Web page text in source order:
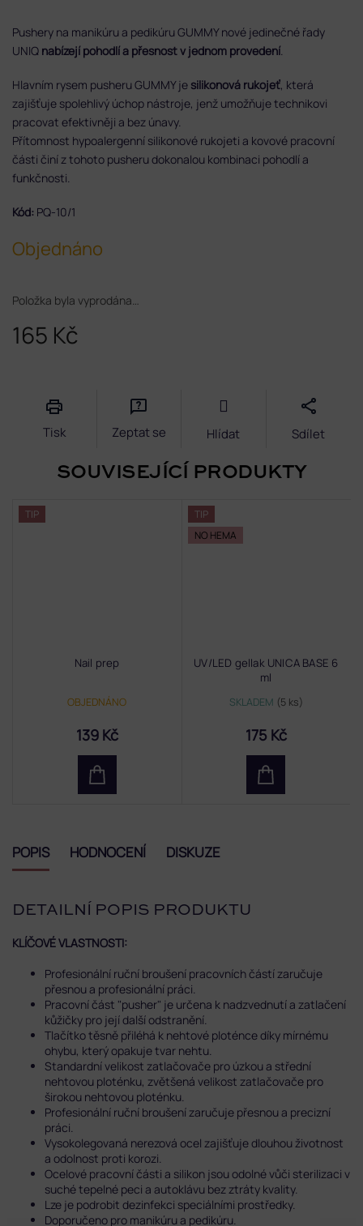
165 Kč
Objednáno
Položka byla vyprodána…
Pushery na manikúru a pedikúru GUMMY nové jedinečné řady
UNIQ nabízejí pohodlí a přesnost v jednom provedení
Hlavním rysem pusheru GUMMY je silikonová rukojeť, která
zajišťuje spolehlivý úchop nástroje, jenž umožňuje technikovi
pracovat efektivněji a bez únavy.
Přítomnost hypoalergenní silikonové rukojeti a kovové pracovní
části činí z tohoto pusheru dokonalou kombinaci pohodlí a
funkčnosti.
Kód: PQ-10/1
Tisk Zeptat se Hlídat Sdílet
SOUVISEJÍCÍ PRODUKTY
TIP
Nail prep
OBJEDNÁNO
139 Kč
TIP
NO HEMA
UV/LED gellak UNICA BASE 6
ml
SKLADEM (5 ks)
175 Kč
POPIS HODNOCENÍ DISKUZE
DETAILNÍ POPIS PRODUKTU
KLÍČOVÉ VLASTNOSTI:
Profesionální ruční broušení pracovních částí zaručuje
přesnou a profesionální práci.
Pracovní část "pusher" je určena k nadzvednutí a zatlačení
kůžičky pro její další odstranění.
Tlačítko těsně přiléhá k nehtové ploténce díky mírnému
ohybu, který opakuje tvar nehtu.
Standardní velikost zatlačovače pro úzkou a střední
nehtovou ploténku, zvětšená velikost zatlačovače pro
širokou nehtovou ploténku.
Profesionální ruční broušení zaručuje přesnou a precizní
práci.
Vysokolegovaná nerezová ocel zajišťuje dlouhou životnost
a odolnost proti korozi.
Ocelové pracovní části a silikon jsou odolné vůči sterilizaci v
suché tepelné peci a autoklávu bez ztráty kvality.
Lze je podrobit dezinfekci speciálními prostředky.
Doporučeno pro manikúru a pedikúru.